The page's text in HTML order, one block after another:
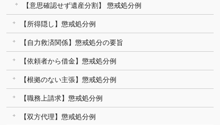
【意思確認せず遺産分割】 懲戒処分例
【所得隠し】懲戒処分例
【自力救済関係】懲戒処分の要旨
【依頼者から借金】懲戒処分例
【根拠のない主張】懲戒処分例
【職務上請求】懲戒処分例
【双方代理】懲戒処分例